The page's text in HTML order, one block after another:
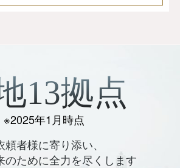
13拠点
※2025年1月時点
頼者様に寄り添い、
のために全力を尽くします